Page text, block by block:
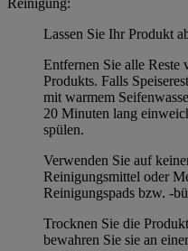
Reinigung:
Lassen Sie Ihr Produkt
Entfernen Sie alle Reste
Produkts. Falls
mit warmem
20 Minuten lang
spülen.
Verwenden Sie auf
Reinigungsmittel oder
Reinigungspads bzw. -
Trocknen Sie die
bewahren Sie sie an